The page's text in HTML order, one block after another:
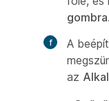
gombra.
A
az